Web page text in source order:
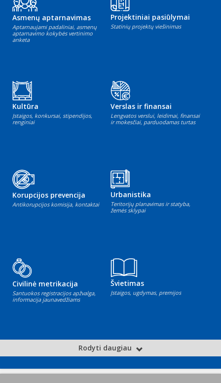
Asmenų aptarnavimas
Aptarnaujami padaliniai, asmenų
aptarnavimo kokybės vertinimo
anketa
Projektiniai pasiūlymai
Statinių projektų viešinimas
Kultūra
Įstaigos, konkursai, stipendijos,
renginiai
Verslas ir finansai
Lengvatos verslui, leidimai, finansai
ir mokesčiai, parduodamas turtas
Korupcijos prevencija
Antikorupcijos komisija, kontaktai
Urbanistika
Teritorijų planavimas ir statyba,
žemės sklypai
Civilinė metrikacija
Santuokos registracijos apžvalga,
informacija jaunavedžiams
Švietimas
Įstaigos, ugdymas, premijos
Rodyti daugiau